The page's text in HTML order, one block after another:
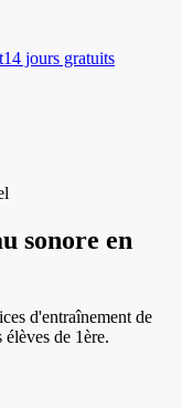
14 jours gratuits
sonore en
d'entraînement de
élèves de 1ère.